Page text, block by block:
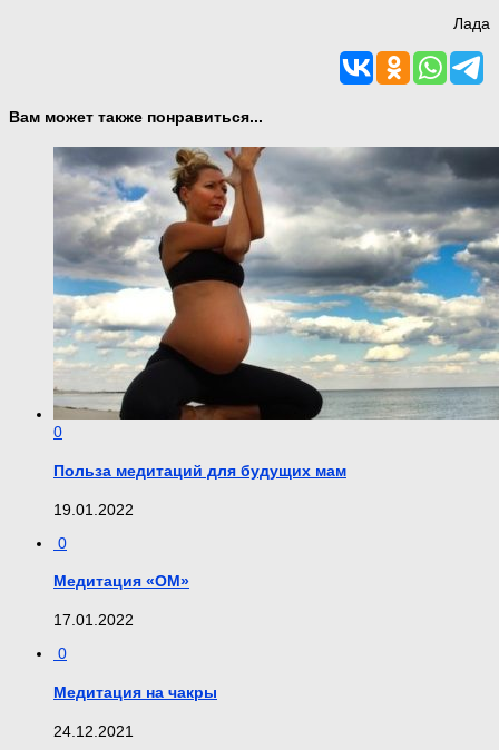
Лада
Вам может также понравиться...
0
Польза медитаций для будущих мам
19.01.2022
0
Медитация «ОМ»
17.01.2022
0
Медитация на чакры
24.12.2021